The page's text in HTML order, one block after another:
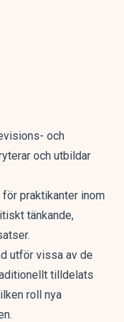
och
och utbildar
för praktikanter inom
tänkande,
utför vissa av de
tilldelats
roll nya